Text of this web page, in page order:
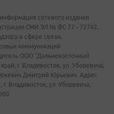
сетевого издания
СМИ ЭЛ № ФС 77 - 72742,
в сфере связи,
коммуникаций
ООО "Дальневосточный
г. Владивосток, ул. Уборевича,
Дмитрий Юрьевич. Адрес
Владивосток, ул. Уборевича,